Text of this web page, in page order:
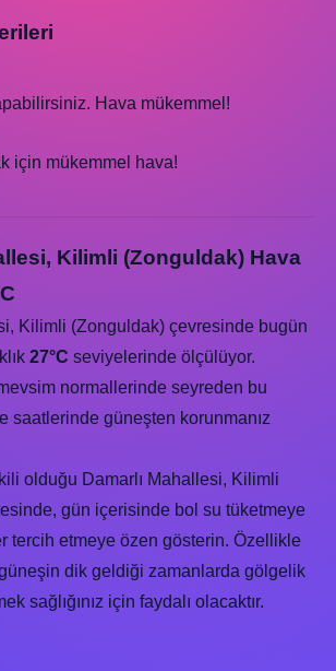
Hava mükemmel!
için mükemmel hava!
Kilimli (Zonguldak) Hava
Kilimli (Zonguldak) çevresinde bugün
27°C seviyelerinde ölçülüyor.
normallerinde seyreden bu
saatlerinde güneşten korunmanız
olduğu Damarlı Mahallesi, Kilimli
gün içerisinde bol su tüketmeye
tercih etmeye özen gösterin. Özellikle
dik geldiği zamanlarda gölgelik
sağlığınız için faydalı olacaktır.